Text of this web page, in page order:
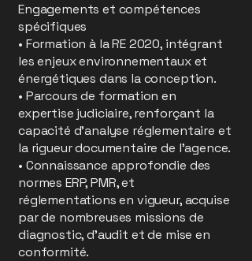
Engagements et compétences
spécifiques
• Formation à la RE 2020, intégrant
les enjeux environnementaux et
énergétiques dans la conception.
• Parcours de formation en
expertise judiciaire, renforçant la
capacité d’analyse réglementaire et
la rigueur documentaire de l’agence.
• Connaissance approfondie des
normes ERP, PMR, et
réglementations en vigueur, acquise
par de nombreuses missions de
diagnostic, d’audit et de mise en
conformité.